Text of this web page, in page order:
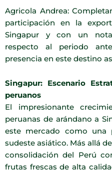
Agricola Andrea:
participación en la
Singapur y con un
respecto al periodo
presencia en este destino
Singapur: Escenario
peruanos
El impresionante
peruanas de arándano a
este mercado como una
sudeste asiático. Más allá
consolidación del Perú
frutas frescas de alta